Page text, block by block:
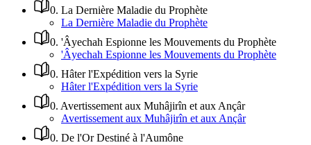
0. La Dernière Maladie du Prophète
La Dernière Maladie du Prophète
0. 'Âyechah Espionne les Mouvements du Prophète
'Âyechah Espionne les Mouvements du Prophète
0. Hâter l'Expédition vers la Syrie
Hâter l'Expédition vers la Syrie
0. Avertissement aux Muhâjirîn et aux Ançâr
Avertissement aux Muhâjirîn et aux Ançâr
0. De l'Or Destiné à l'Aumône